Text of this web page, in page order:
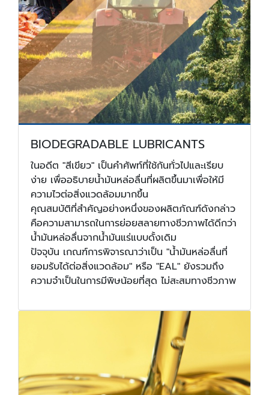
BIODEGRADABLE LUBRICANTS
ในอดีต "สีเขียว" เป็นคำศัพท์ที่ใช้กันทั่วไปและเรียบ
ง่าย เพื่ออธิบายน้ำมันหล่อลื่นที่ผลิตขึ้นมาเพื่อให้มี
ความไวต่อสิ่งแวดล้อมมากขึ้น
คุณสมบัติที่สำคัญอย่างหนึ่งของผลิตภัณฑ์ดังกล่าว
คือความสามารถในการย่อยสลายทางชีวภาพได้ดีกว่า
น้ำมันหล่อลื่นจากน้ำมันแร่แบบดั้งเดิม
ปัจจุบัน เกณฑ์การพิจารณาว่าเป็น "น้ำมันหล่อลื่นที่
ยอมรับได้ต่อสิ่งแวดล้อม" หรือ "EAL" ยังรวมถึง
ความจำเป็นในการมีพิษน้อยที่สุด ไม่สะสมทางชีวภาพ